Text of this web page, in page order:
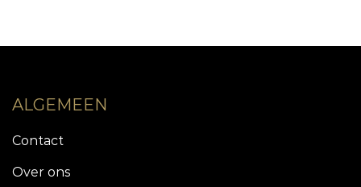
ALGEMEEN
Contact
Over ons